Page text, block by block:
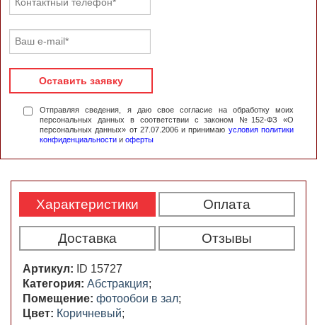
Оставить заявку
Отправляя сведения, я даю свое согласие на обработку моих
персональных данных в соответствии с законом №152-ФЗ «О
персональных данных» от 27.07.2006 и принимаю условия политики
конфиденциальности и оферты
Характеристики Оплата
Доставка Отзывы
Артикул:
ID 15727
Категория: Абстракция;
Помещение: фотообои в зал;
Цвет: Коричневый;